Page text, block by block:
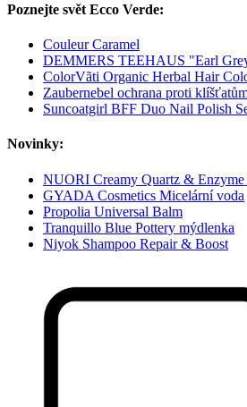
Poznejte svět Ecco Verde:
Couleur Caramel
DEMMERS TEEHAUS "Earl
ColorVãti Organic Herbal Hair
Zaubernebel ochrana proti
Suncoatgirl BFF Duo Nail Polish
Novinky:
NUORI Creamy Quartz &
GYADA Cosmetics Micelární voda
Propolia Universal Balm
Tranquillo Blue Pottery mýdlenka
Niyok Shampoo Repair & Boost